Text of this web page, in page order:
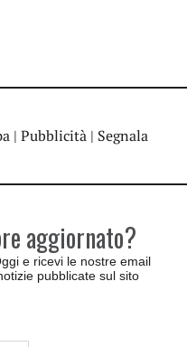
| Pubblicità | Segnala
aggiornato?
e ricevi le nostre email
pubblicate sul sito